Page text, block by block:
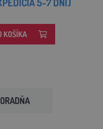
5-7 DNÍ)
KOŠÍKA